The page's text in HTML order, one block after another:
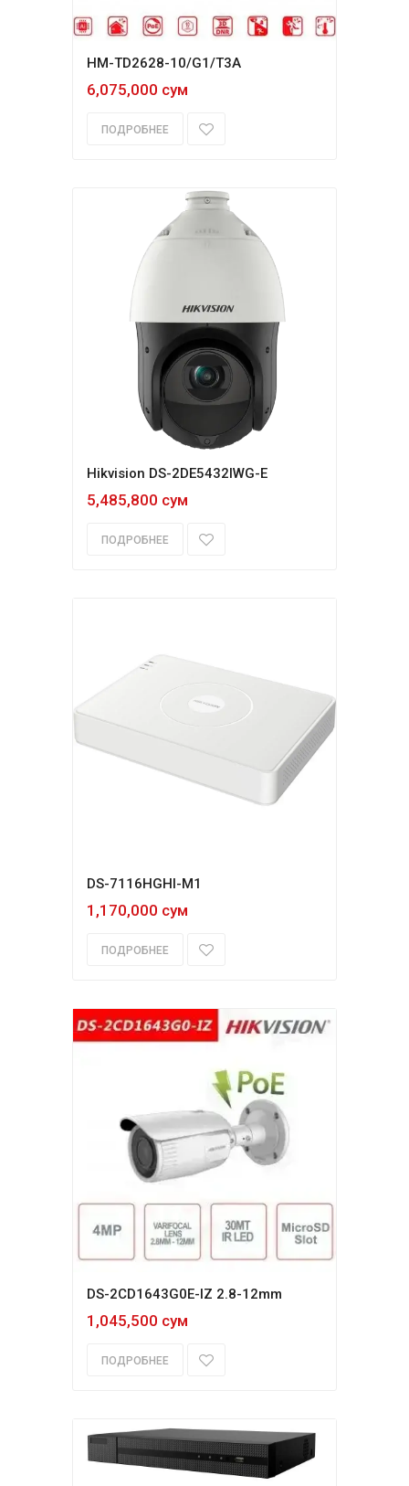
HM-TD2628-10/G1/T3A
6,075,000 сум
ПОДРОБНЕЕ
Hikvision DS-2DE5432IWG-E
5,485,800 сум
ПОДРОБНЕЕ
DS-7116HGHI-M1
1,170,000 сум
ПОДРОБНЕЕ
DS-2CD1643G0E-IZ 2.8-12mm
1,045,500 сум
ПОДРОБНЕЕ